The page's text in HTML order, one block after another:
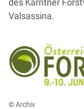
Valsassina.
© Archiv